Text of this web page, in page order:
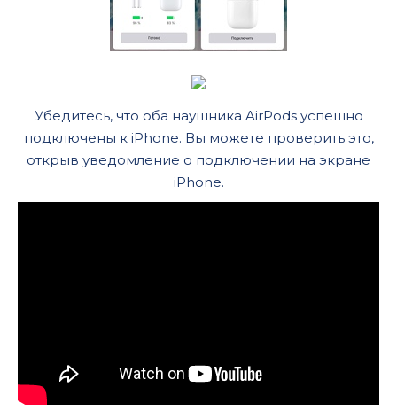
Убедитесь, что оба наушника AirPods успешно
подключены к iPhone. Вы можете проверить это,
открыв уведомление о подключении на экране
iPhone.